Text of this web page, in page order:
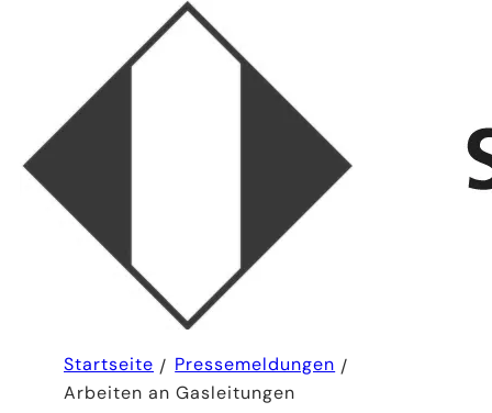
Startseite
Pressemeldungen
Arbeiten an Gasleitungen